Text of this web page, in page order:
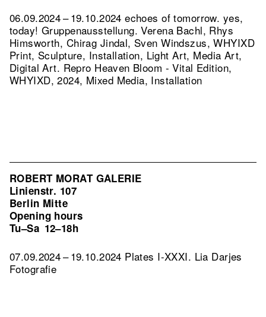
06.09.2024 – 19.10.2024 echoes of tomorrow. yes,
today! Gruppenausstellung. Verena Bachl, Rhys
Himsworth, Chirag Jindal, Sven Windszus, WHYIXD
Print, Sculpture, Installation, Light Art, Media Art,
Digital Art. Repro Heaven Bloom - Vital Edition,
WHYIXD, 2024, Mixed Media, Installation
ROBERT MORAT GALERIE
Linienstr. 107
Berlin Mitte
Opening hours
Tu–Sa 12–18h
07.09.2024 – 19.10.2024 Plates I-XXXI. Lia Darjes
Fotografie